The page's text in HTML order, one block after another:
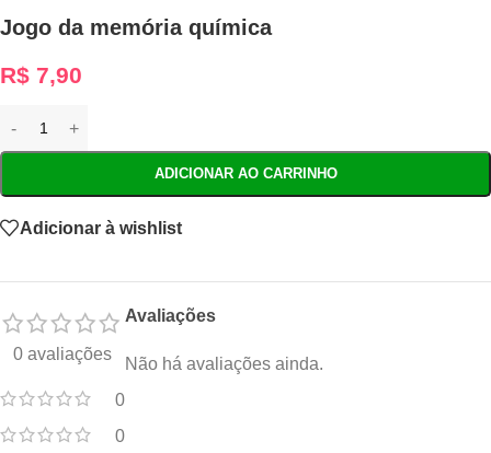
Jogo da memória química
R$ 7,90
ADICIONAR AO CARRINHO
Adicionar à wishlist
0 avaliações
0
0
Avaliações
Não há avaliações ainda.